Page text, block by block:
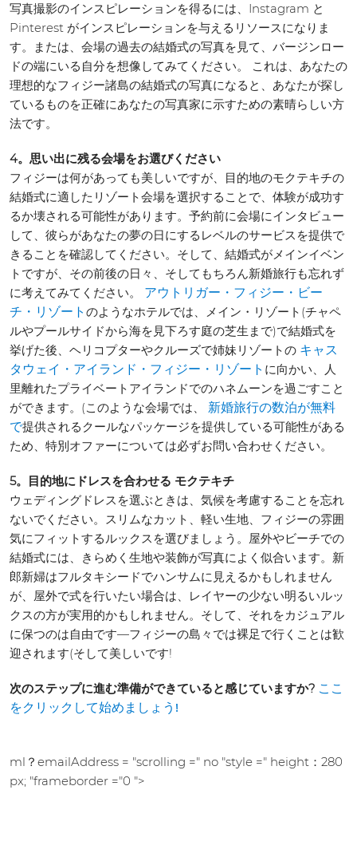
写真撮影のインスピレーションを得るには、Instagram と
Pinterest がインスピレーションを与えるリソースになりま
す。または、会場の過去の結婚式の写真を見て、バージンロー
ドの端にいる自分を想像してみてください。 これは、あなたの
理想的なフィジー諸島の結婚式の写真になると、あなたが探し
ているものを正確にあなたの写真家に示すための素晴らしい方
法です。
4。思い出に残る会場をお選びください
フィジーは何があっても美しいですが、目的地のモクテキチの
結婚式に適したリゾート会場を選択することで、体験が成功す
るか壊される可能性があります。予約前に会場にインタビュー
して、彼らがあなたの夢の日にするレベルのサービスを提供で
きることを確認してください。そして、結婚式がメインイベン
トですが、その前後の日々、そしてもちろん新婚旅行も忘れず
に考えてみてください。
アウトリガー・フィジー・ビー
チ・リゾート のようなホテルでは、メイン・リゾート(チャペ
ルやプールサイドから海を見下ろす庭の芝生まで)で結婚式を
挙げた後、ヘリコプターやクルーズで姉妹リゾートの キャス
タウェイ・アイランド・フィジー・リゾート に向かい、人
里離れたプライベートアイランドでのハネムーンを過ごすこと
ができます。(このような会場では、
新婚旅行の数泊が無料
で提供されるクールなパッケージを提供している可能性がある
ため、特別オファーについては必ずお問い合わせください。
5。目的地にドレスを合わせる モクテキチ
ウェディングドレスを選ぶときは、気候を考慮することを忘れ
ないでください。スリムなカット、軽い生地、フィジーの雰囲
気にフィットするルックスを選びましょう。屋外やビーチでの
結婚式には、きらめく生地や装飾が写真によく似合います。新
郎新婦はフルタキシードでハンサムに見えるかもしれません
が、屋外で式を行いたい場合は、レイヤーの少ない明るいルッ
クスの方が実用的かもしれません。そして、それをカジュアル
に保つのは自由です—フィジーの島々では裸足で行くことは歓
迎されます(そして美しいです!
次のステップに進む準備ができていると感じていますか? ここ
をクリックして始めましょう!
ml？emailAddress = "scrolling =" no "style =" height：280
px; "frameborder ="0 ">